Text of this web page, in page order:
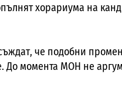
хорариума на
че подобни
До момента МОН не